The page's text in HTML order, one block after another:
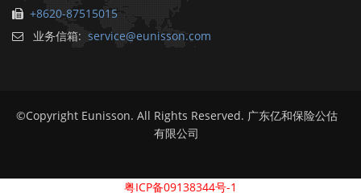
+8620-87515015
业务信箱: service@eunisson.com
©Copyright Eunisson. All Rights Reserved. 广东亿和保险公估
有限公司
粤ICP备09138344号-1